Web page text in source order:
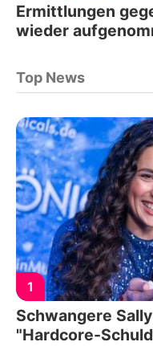
Ermittlungen
wieder
Top News
1
Schwangere
"Hardcore-